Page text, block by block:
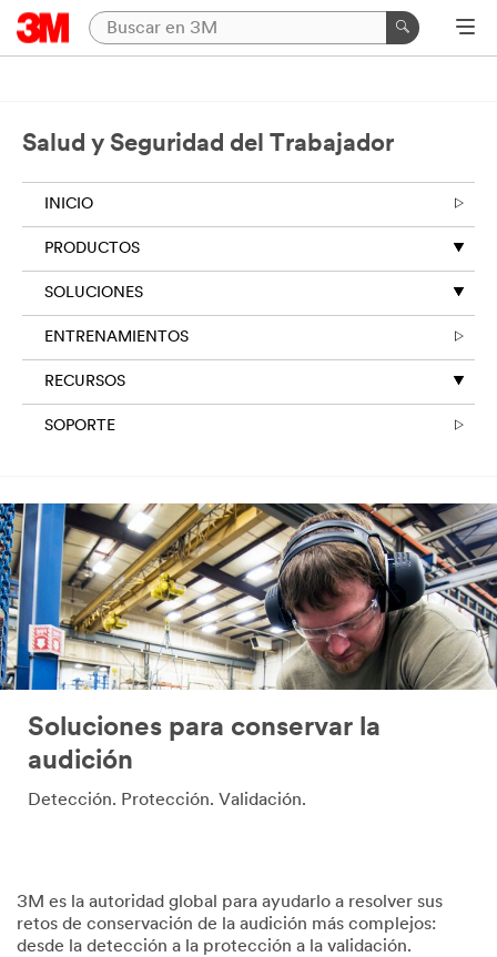
Salud y Seguridad del Trabajador
INICIO
PRODUCTOS
SOLUCIONES
ENTRENAMIENTOS
RECURSOS
SOPORTE
Soluciones para conservar la
audición
Detección. Protección. Validación.
3M es la autoridad global para ayudarlo a resolver sus
retos de conservación de la audición más complejos:
desde la detección a la protección a la validación.